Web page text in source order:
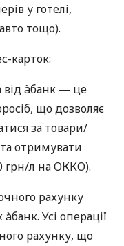
у готелі,
тощо).
карток:
від àбанк — це
що дозволяє
за товари/
отримувати
грн/л на ОККО).
рахунку
Усі операції
рахунку, що